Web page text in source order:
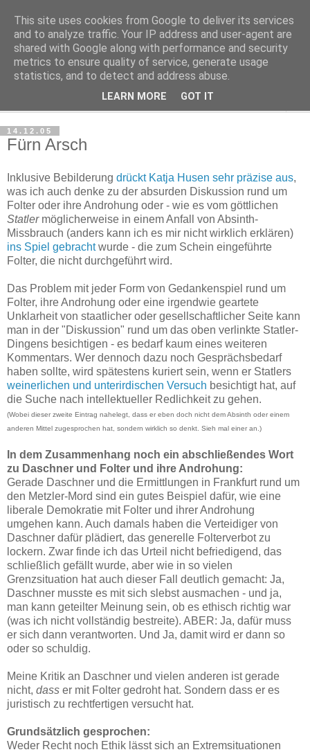
Haltungsturnen
Niveau sieht nur von unten aus wie Arroganz.
14.12.05
Fürn Arsch
Inklusive Bebilderung drückt Katja Husen sehr präzise aus,
was ich auch denke zu der absurden Diskussion rund um
Folter oder ihre Androhung oder - wie es vom göttlichen
Statlermöglicherweise in einem Anfall von Absinth-
Missbrauch (anders kann ich es mir nicht wirklich erklären)
ins Spiel gebrachtwurde - die zum Schein eingeführte
Folter, die nicht durchgeführt wird.
Das Problem mit jeder Form von Gedankenspiel rund um
Folter, ihre Androhung oder eine irgendwie geartete
Unklarheit von staatlicher oder gesellschaftlicher Seite kann
man in der "Diskussion" rund um das oben verlinkte Statler-
Dingens besichtigen - es bedarf kaum eines weiteren
Kommentars. Wer dennoch dazu noch Gesprächsbedarf
haben sollte, wird spätestens kuriert sein, wenn er Statlers
weinerlichen und unterirdischen Versuch besichtigt hat, auf
die Suche nach intellektueller Redlichkeit zu gehen.
(Wobei dieser zweite Eintrag nahelegt, dass er eben doch nicht dem Absinth oder einem
anderen Mittel zugesprochen hat, sondern wirklich so denkt. Sieh mal einer an.)
In dem Zusammenhang noch ein abschließendes Wort
zu Daschner und Folter und ihre Androhung:
Gerade Daschner und die Ermittlungen in Frankfurt rund um
den Metzler-Mord sind ein gutes Beispiel dafür, wie eine
liberale Demokratie mit Folter und ihrer Androhung
umgehen kann. Auch damals haben die Verteidiger von
Daschner dafür plädiert, das generelle Folterverbot zu
lockern. Zwar finde ich das Urteil nicht befriedigend, das
schließlich gefällt wurde, aber wie in so vielen
Grenzsituation hat auch dieser Fall deutlich gemacht: Ja,
Daschner musste es mit sich slebst ausmachen - und ja,
man kann geteilter Meinung sein, ob es ethisch richtig war
(was ich nicht vollständig bestreite). ABER: Ja, dafür muss
er sich dann verantworten. Und Ja, damit wird er dann so
oder so schuldig.
Meine Kritik an Daschner und vielen anderen ist gerade
nicht, dass er mit Folter gedroht hat. Sondern dass er es
juristisch zu rechtfertigen versucht hat.
Grundsätzlich gesprochen:
Weder Recht noch Ethik lässt sich an Extremsituationen
This site uses cookies from Google to deliver its services
and to analyze traffic. Your IP address and user-agent are
shared with Google along with performance and security
metrics to ensure quality of service, generate usage
statistics, and to detect and address abuse.
LEARN MORE GOT IT